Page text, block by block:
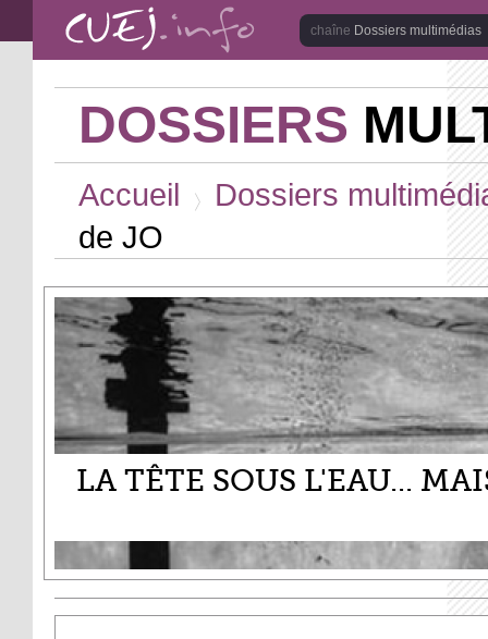
Aller au contenu principal
Dossiers multimédias
DOSSIERS
Accueil
Dossiers
de JO
LA TÊTE SOUS L'EAU...